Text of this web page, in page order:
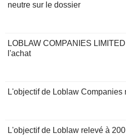
neutre sur le dossier
LOBLAW COMPANIES
l'achat
L'objectif de Loblaw Companies
L'objectif de Loblaw relevé à